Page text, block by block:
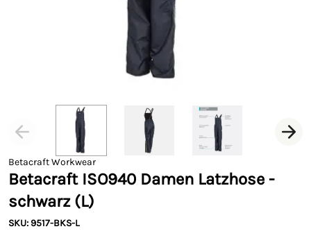
Betacraft Workwear
Betacraft ISO940 Damen Latzhose -
schwarz (L)
SKU: 9517-BKS-L